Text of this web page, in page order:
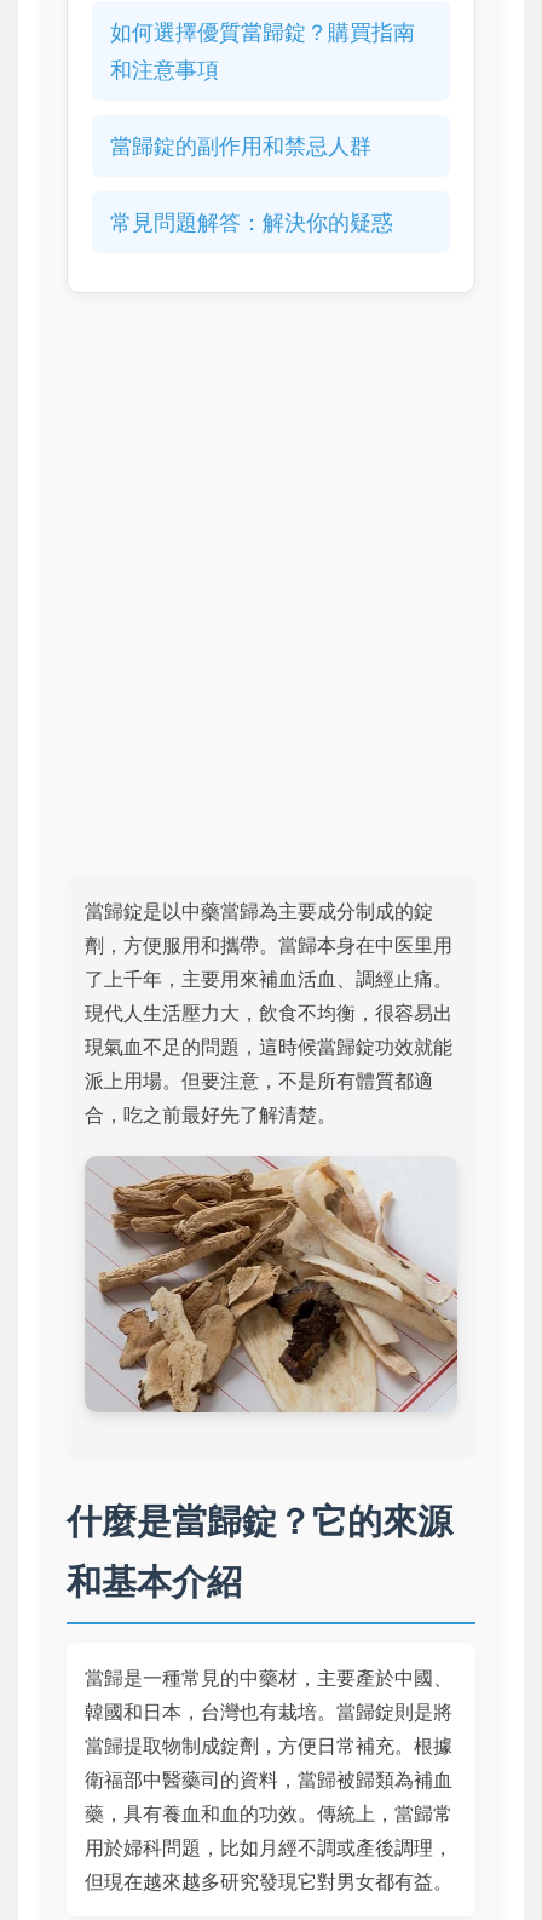
如何選擇優質當歸錠？購買指南
和注意事項
當歸錠的副作用和禁忌人群
常見問題解答：解決你的疑惑
當歸錠是以中藥當歸為主要成分制成的錠
劑，方便服用和攜帶。當歸本身在中医里用
了上千年，主要用來補血活血、調經止痛。
現代人生活壓力大，飲食不均衡，很容易出
現氣血不足的問題，這時候當歸錠功效就能
派上用場。但要注意，不是所有體質都適
合，吃之前最好先了解清楚。
什麼是當歸錠？它的來源
和基本介紹
當歸是一種常見的中藥材，主要產於中國、
韓國和日本，台灣也有栽培。當歸錠則是將
當歸提取物制成錠劑，方便日常補充。根據
衛福部中醫藥司的資料，當歸被歸類為補血
藥，具有養血和血的功效。傳統上，當歸常
用於婦科問題，比如月經不調或產後調理，
但現在越來越多研究發現它對男女都有益。